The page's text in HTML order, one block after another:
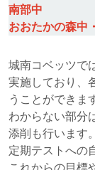
南部中
おおたかの森中
城南コベッツで
実施しており、
うことができま
わからない部分
添削も行います
定期テストへの